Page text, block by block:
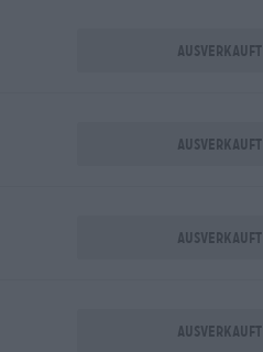
Ausverkauft
Ausverkauft
Ausverkauft
Ausverkauft